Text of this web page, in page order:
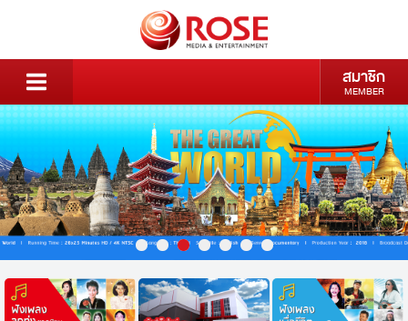
สมาชิก
MEMBER